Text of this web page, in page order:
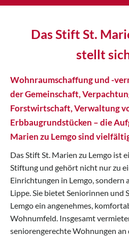
Das Stift St.
stellt
Wohnraumschaffung und -
der Gemeinschaft,
Forstwirtschaft, Verwaltung
Erbbaugrundstücken – die
Marien zu Lemgo sind
Das Stift St. Marien zu Lemgo ist
Stiftung und gehört nicht nur zu
Einrichtungen in Lemgo, sondern
Lippe. Sie bietet Seniorinnen und
Lemgo ein angenehmes,
Wohnumfeld. Insgesamt
seniorengerechte Wohnungen an